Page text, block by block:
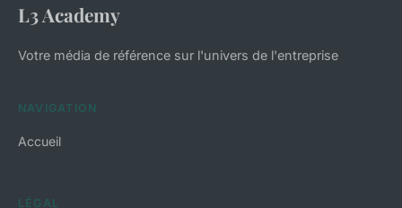
L3 Academy
Votre média de référence sur l'univers de l'entreprise
NAVIGATION
Accueil
LÉGAL